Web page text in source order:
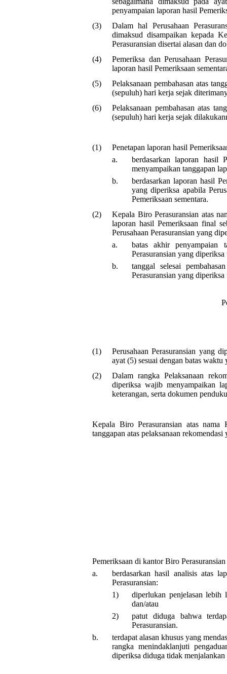
penyampaian laporan hasil
(3)
Dalam hal Perusahaan
dimaksud disampaikan kepada
Perasuransian disertai alasan dan
(4)
Pemeriksa dan Perusahaan
laporan hasil Pemeriksaan
(5)
Pelaksanaan pembahasan atas
(sepuluh) hari kerja sejak
(6)
Pelaksanaan pembahasan atas
(sepuluh) hari kerja sejak
(1)
Penetapan laporan hasil
a.
berdasarkan laporan hasil
menyampaikan tanggapan
b.
berdasarkan laporan hasil
yang diperiksa apabila
Pemeriksaan sementara.
(2)
Kepala Biro Perasuransian atas
laporan hasil Pemeriksaan final
Perusahaan Perasuransian yang
a.
batas akhir penyampaian
Perasuransian yang
b.
tanggal selesai
Perasuransian yang
(1)
Perusahaan Perasuransian yang
ayat (5) sesuai dengan batas
(2)
Dalam rangka Pelaksanaan
diperiksa wajib menyampaikan
keterangan, serta dokumen
Kepala Biro Perasuransian atas nama
tanggapan atas pelaksanaan
Pemeriksaan di kantor Biro
a.
berdasarkan hasil analisis atas
Perasuransian:
1)
diperlukan penjelasan lebih
dan/atau
2)
patut diduga bahwa
Perasuransian.
b.
terdapat alasan khusus yang
rangka menindaklanjuti
diperiksa diduga tidak